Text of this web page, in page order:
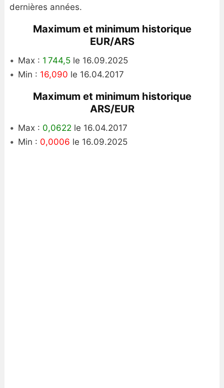
dernières années.
Maximum et minimum historique
EUR/ARS
Max : 1 744,5le 16.09.2025
Min : 16,090 le 16.04.2017
Maximum et minimum historique
ARS/EUR
Max : 0,0622 le 16.04.2017
Min : 0,0006 le 16.09.2025